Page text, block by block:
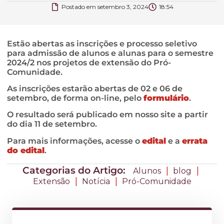
Postado em setembro 3, 2024 18:54
Estão abertas as inscrições e processo seletivo
para admissão de alunos e alunas para o semestre
2024/2 nos projetos de extensão do Pró-
Comunidade.
As inscrições estarão abertas de 02 e 06 de
setembro, de forma on-line, pelo formulário.
O resultado será publicado em nosso site a partir
do dia 11 de setembro.
Para mais informações, acesse o edital e a errata
do edital.
Categorias do Artigo: Alunos | blog |
Extensão | Notícia | Pró-Comunidade